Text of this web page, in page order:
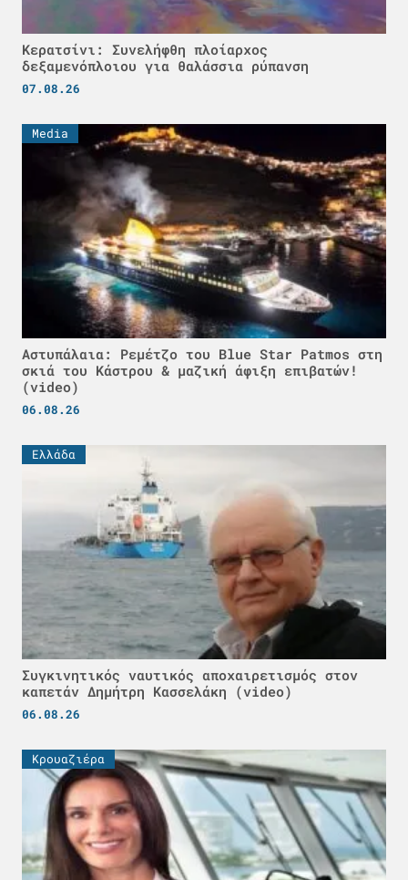
Κερατσίνι: Συνελήφθη πλοίαρχος
δεξαμενόπλοιου για θαλάσσια ρύπανση
07.08.26
Media
Αστυπάλαια: Ρεμέτζο του Blue Star Patmos στη
σκιά του Κάστρου & μαζική άφιξη επιβατών!
(video)
06.08.26
Ελλάδα
Συγκινητικός ναυτικός αποχαιρετισμός στον
καπετάν Δημήτρη Κασσελάκη (video)
06.08.26
Κρουαζιέρα